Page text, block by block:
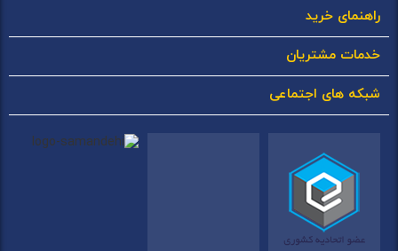
راهنمای خرید
خدمات مشتریان
شبکه های اجتماعی